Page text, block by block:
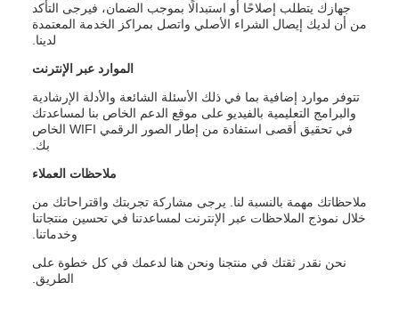
جهازك يتطلب إصلاحًا أو استبدالًا بموجب الضمان، فيرجى التأكد
من أن لديك إيصال الشراء الأصلي واتصل بمراكز الخدمة المعتمدة
لدينا.
الموارد عبر الإنترنت
تتوفر موارد إضافية بما في ذلك الأسئلة الشائعة والأدلة الإرشادية
والبرامج التعليمية بالفيديو على موقع الدعم الخاص بنا لمساعدتك
في تحقيق أقصى استفادة من إطار الصور الرقمي WIFI الخاص
بك.
ملاحظات العملاء
ملاحظاتك مهمة بالنسبة لنا. يرجى مشاركة تجربتك واقتراحاتك من
خلال نموذج الملاحظات عبر الإنترنت لمساعدتنا في تحسين منتجاتنا
وخدماتنا.
نحن نقدر ثقتك في منتجنا ونحن هنا لدعمك في كل خطوة على
الطريق.